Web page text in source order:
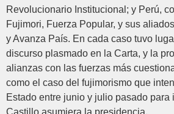
Revolucionario Institucional; y Perú,
Fujimori, Fuerza Popular, y sus
y Avanza País. En cada caso tuvo
discurso plasmado en la Carta, y la
alianzas con las fuerzas más
como el caso del fujimorismo que
Estado entre junio y julio pasado para